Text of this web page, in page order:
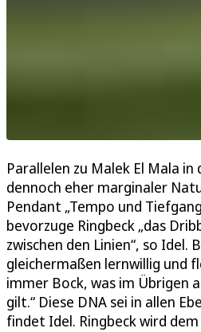
Parallelen zu Malek El Mala in
dennoch eher marginaler
Pendant „Tempo und
bevorzuge Ringbeck „das
zwischen den Linien“, so Idel.
gleichermaßen lernwillig und
immer Bock, was im Übrigen
gilt.“ Diese DNA sei in allen
findet Idel. Ringbeck wird